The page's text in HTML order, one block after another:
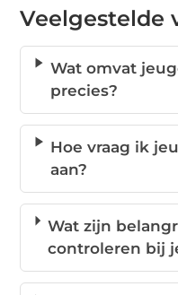
Veelgestelde
Wat omvat
precies?
Hoe vraag ik
aan?
Wat zijn
controleren bij